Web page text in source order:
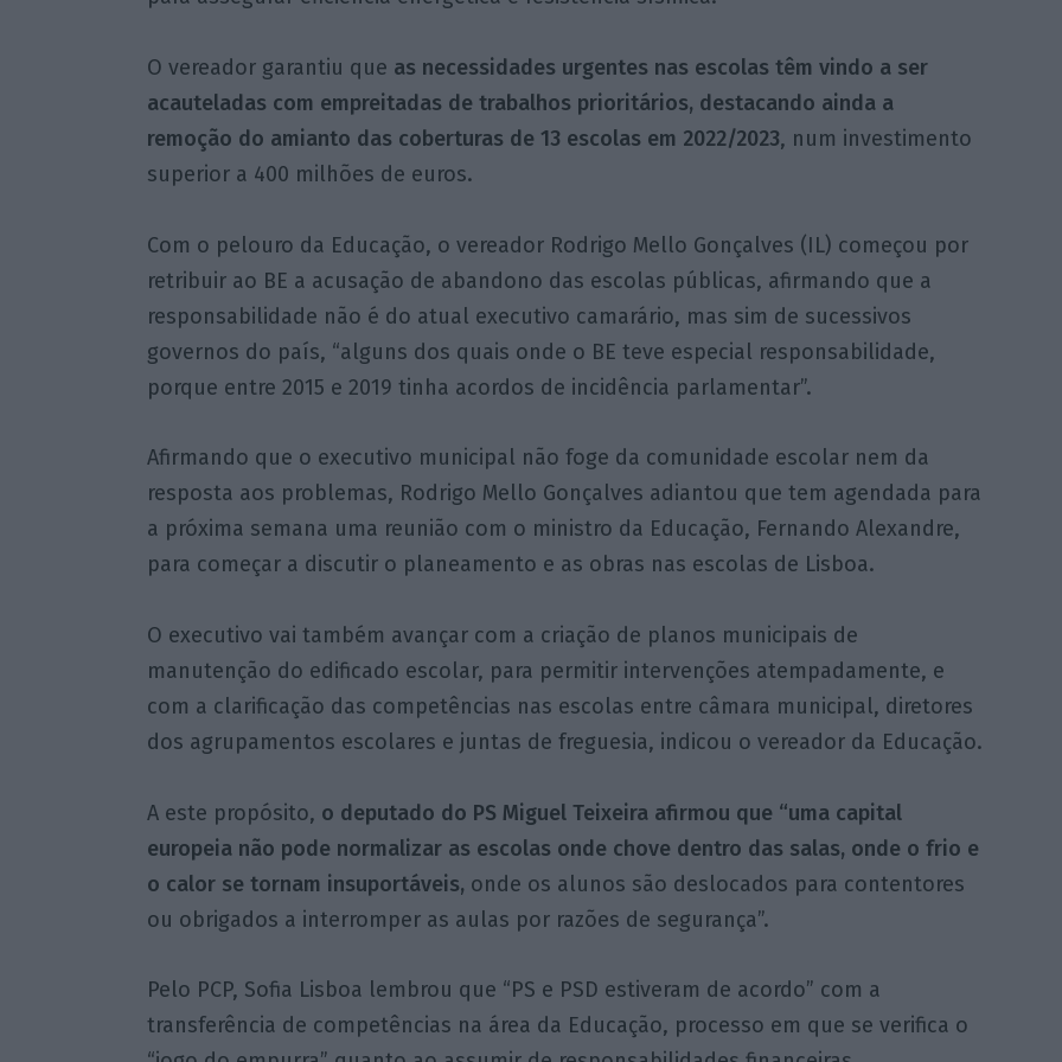
O vereador garantiu que as necessidades urgentes nas escolas têm vindo a ser
acauteladas com empreitadas de trabalhos prioritários, destacando ainda a
remoção do amianto das coberturas de 13 escolas em 2022/2023, num investimento
superior a 400 milhões de euros.
Com o pelouro da Educação, o vereador Rodrigo Mello Gonçalves (IL) começou por
retribuir ao BE a acusação de abandono das escolas públicas, afirmando que a
responsabilidade não é do atual executivo camarário, mas sim de sucessivos
governos do país, “alguns dos quais onde o BE teve especial responsabilidade,
porque entre 2015 e 2019 tinha acordos de incidência parlamentar”.
Afirmando que o executivo municipal não foge da comunidade escolar nem da
resposta aos problemas, Rodrigo Mello Gonçalves adiantou que tem agendada para
a próxima semana uma reunião com o ministro da Educação, Fernando Alexandre,
para começar a discutir o planeamento e as obras nas escolas de Lisboa.
O executivo vai também avançar com a criação de planos municipais de
manutenção do edificado escolar, para permitir intervenções atempadamente, e
com a clarificação das competências nas escolas entre câmara municipal, diretores
dos agrupamentos escolares e juntas de freguesia, indicou o vereador da Educação.
A este propósito, o deputado do PS Miguel Teixeira afirmou que “uma capital
europeia não pode normalizar as escolas onde chove dentro das salas, onde o frio e
o calor se tornam insuportáveis, onde os alunos são deslocados para contentores
ou obrigados a interromper as aulas por razões de segurança”.
Pelo PCP, Sofia Lisboa lembrou que “PS e PSD estiveram de acordo” com a
transferência de competências na área da Educação, processo em que se verifica o